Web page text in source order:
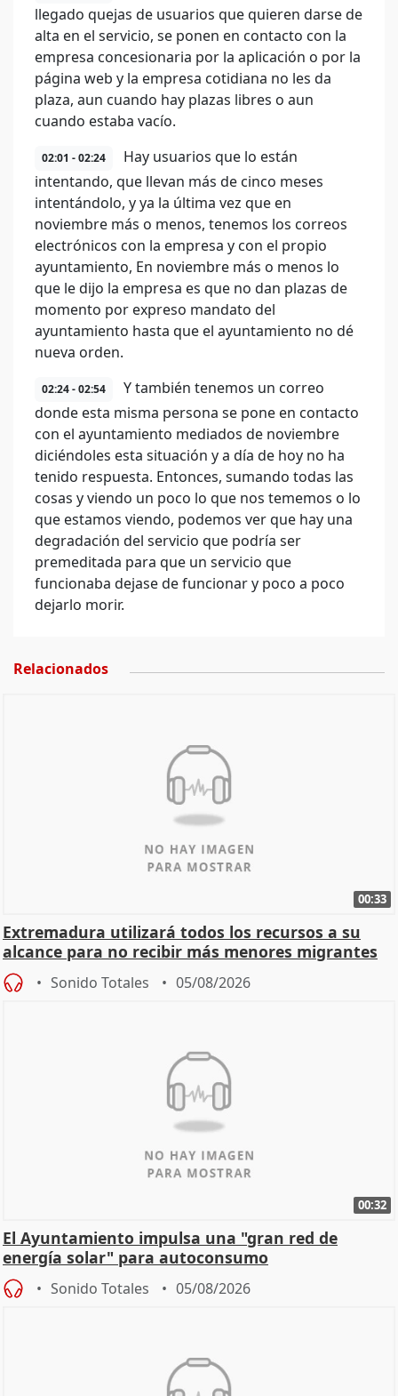
llegado quejas de usuarios que quieren darse de
alta en el servicio, se ponen en contacto con la
empresa concesionaria por la aplicación o por la
página web y la empresa cotidiana no les da
plaza, aun cuando hay plazas libres o aun
cuando estaba vacío.
02:01 - 02:24
Hay usuarios que lo están
intentando, que llevan más de cinco meses
intentándolo, y ya la última vez que en
noviembre más o menos, tenemos los correos
electrónicos con la empresa y con el propio
ayuntamiento, En noviembre más o menos lo
que le dijo la empresa es que no dan plazas de
momento por expreso mandato del
ayuntamiento hasta que el ayuntamiento no dé
nueva orden.
02:24 - 02:54
Y también tenemos un correo
donde esta misma persona se pone en contacto
con el ayuntamiento mediados de noviembre
diciéndoles esta situación y a día de hoy no ha
tenido respuesta. Entonces, sumando todas las
cosas y viendo un poco lo que nos tememos o lo
que estamos viendo, podemos ver que hay una
degradación del servicio que podría ser
premeditada para que un servicio que
funcionaba dejase de funcionar y poco a poco
dejarlo morir.
Relacionados
00:33
Extremadura utilizará todos los recursos a su
alcance para no recibir más menores migrantes
Sonido Totales 05/08/2026
00:32
El Ayuntamiento impulsa una "gran red de
energía solar" para autoconsumo
Sonido Totales 05/08/2026